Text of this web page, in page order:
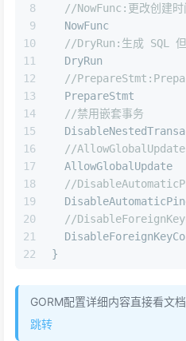
8
9
10
11
12
13
14
15
16
17
18
19
20
21
22
//NowFunc:更改创建时
//DryRun:生成 SQL 但
//
//禁用嵌套事务
//
//
//
}
GORM配置详细内容直接看文
跳转